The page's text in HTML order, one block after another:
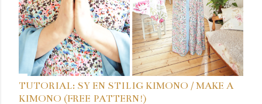
TUTORIAL: SY EN STILIG KIMONO / MAKE A
KIMONO (FREE PATTERN!)